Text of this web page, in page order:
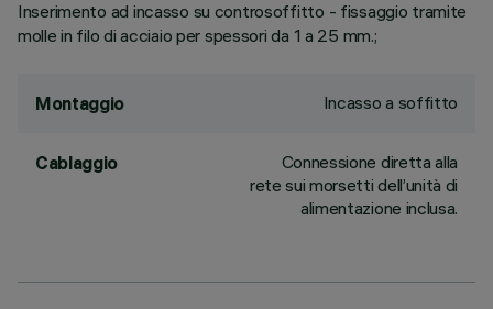
Inserimento ad incasso su controsoffitto - fissaggio tramite
molle in filo di acciaio per spessori da 1 a 25 mm.;
Montaggio Incasso a soffitto
Cablaggio
Connessione diretta alla
rete sui morsetti dell’unità di
alimentazione inclusa.